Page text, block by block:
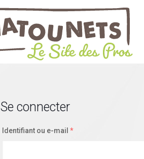
Se connecter
Identifiant ou e-mail *